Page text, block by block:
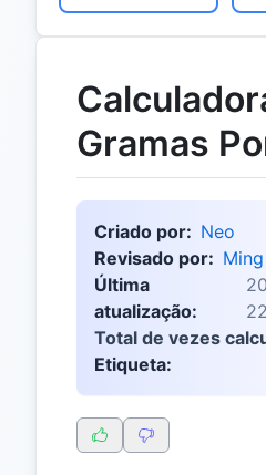
Gramas
Criado por: Neo
Revisado por: Ming
Última
atualização:
Total de vezes
Etiqueta: